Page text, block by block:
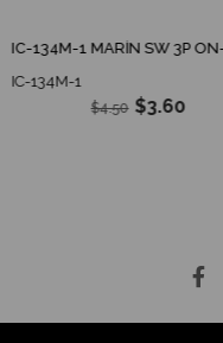
IC-134M-1
$3.60
$4.50